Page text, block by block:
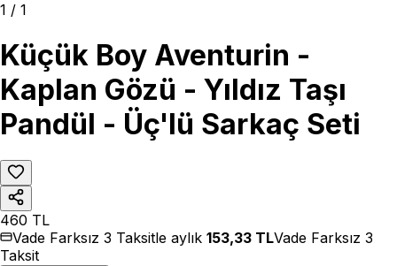
1 / 1
Küçük Boy Aventurin -
Kaplan Gözü - Yıldız Taşı
Pandül - Üç'lü Sarkaç Seti
460 TL
Vade Farksız 3 Taksitle aylık 153,33 TLVade Farksız 3
Taksit